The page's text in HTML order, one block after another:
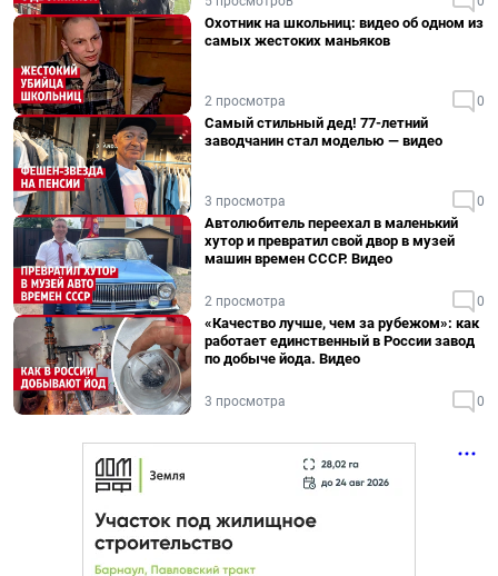
Охотник на школьниц: видео об одном из
самых жестоких маньяков
2 просмотра 0
Самый стильный дед! 77-летний
заводчанин стал моделью — видео
3 просмотра 0
Автолюбитель переехал в маленький
хутор и превратил свой двор в музей
машин времен СССР. Видео
2 просмотра 0
«Качество лучше, чем за рубежом»: как
работает единственный в России завод
по добыче йода. Видео
3 просмотра 0